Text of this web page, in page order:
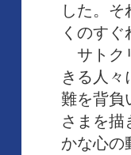
した。
くのす
サトク
きる人々
難を背負
さまを描
かな心の